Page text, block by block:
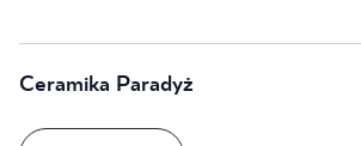
Ceramika Paradyż